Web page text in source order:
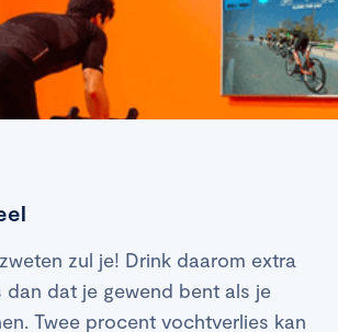
zul je! Drink daarom extra
dan dat je gewend bent als je
Twee procent vochtverlies kan